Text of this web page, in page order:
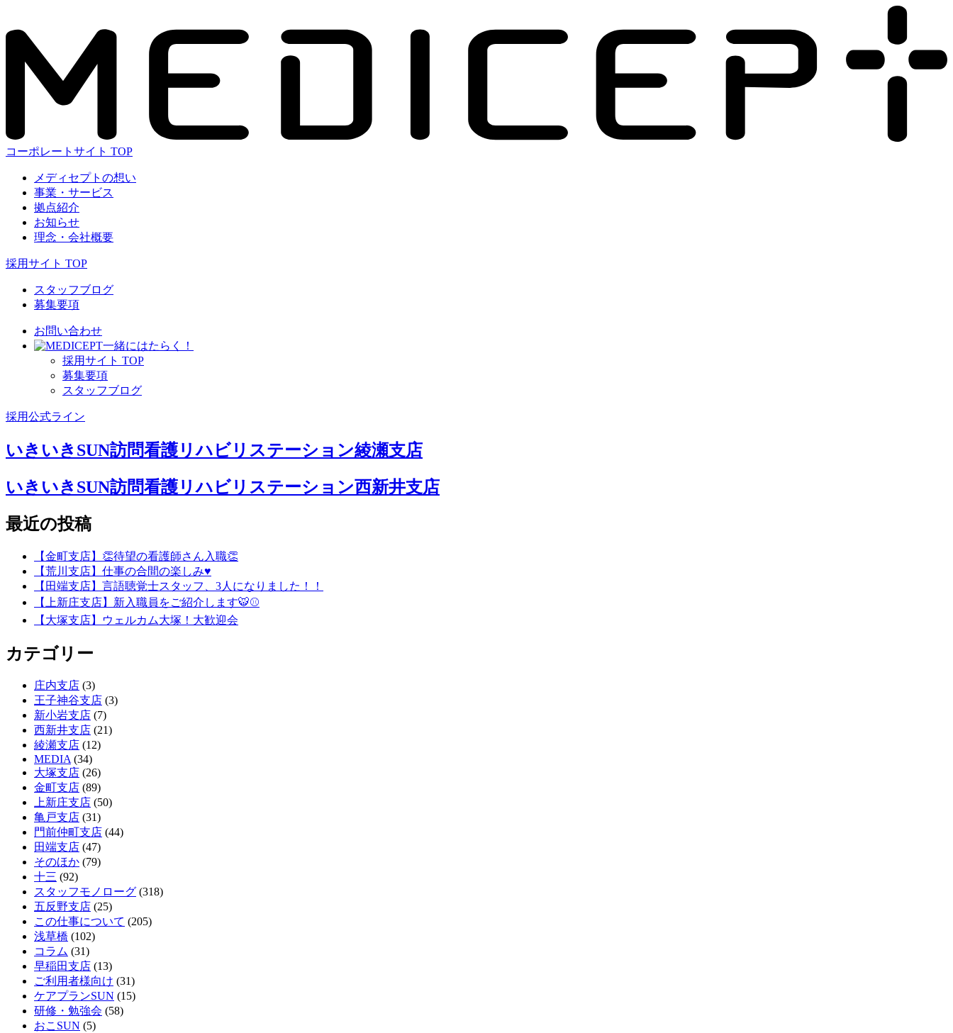
コーポレートサイト TOP
メディセプトの想い
事業・サービス
拠点紹介
お知らせ
理念・会社概要
採用サイト TOP
スタッフブログ
募集要項
お問い合わせ
⼀緒にはたらく！
採⽤サイト TOP
募集要項
スタッフブログ
採用公式ライン
いきいきSUN訪問看護リハビリステーション綾瀬支店
いきいきSUN訪問看護リハビリステーション西新井支店
最近の投稿
【金町支店】👏待望の看護師さん入職👏
【荒川支店】仕事の合間の楽しみ♥
【田端支店】言語聴覚士スタッフ、3人になりました！！
【上新庄支店】新入職員をご紹介します🐯⚾
【大塚支店】ウェルカム大塚！大歓迎会
カテゴリー
庄内支店 (3)
王子神谷支店 (3)
新小岩支店 (7)
西新井支店 (21)
綾瀬支店 (12)
MEDIA(34)
大塚支店 (26)
金町支店 (89)
上新庄支店 (50)
亀戸支店 (31)
門前仲町支店 (44)
田端支店 (47)
そのほか (79)
十三 (92)
スタッフモノローグ (318)
五反野支店 (25)
この仕事について (205)
浅草橋 (102)
コラム (31)
早稲田支店 (13)
ご利用者様向け (31)
ケアプランSUN (15)
研修・勉強会 (58)
おこSUN (5)